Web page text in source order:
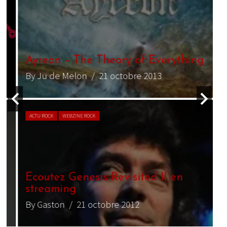
Ayreon – The Theory of Everything
By Ju de Melon/ 21 octobre 2013
ACTU ROCK WEBZINE ROCK
Ecoutez Genesis Revisited II en
streaming
By Gaston/ 21 octobre 2012